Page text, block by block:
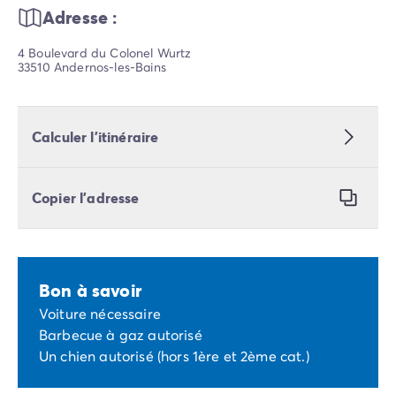
Adresse :
4 Boulevard du Colonel Wurtz
33510 Andernos-les-Bains
Calculer l’itinéraire
Copier l’adresse
Bon à savoir
Voiture nécessaire
Barbecue à gaz autorisé
Un chien autorisé (hors 1ère et 2ème cat.)